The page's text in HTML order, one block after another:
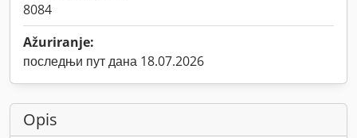
8084
Ažuriranje:
последњи пут дана 18.07.2026
Opis